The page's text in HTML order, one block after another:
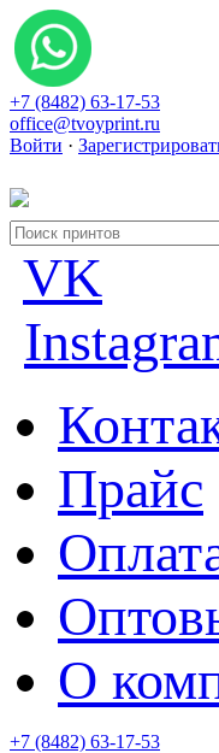
+7 (8482) 63-17-53
office@tvoyprint.ru
Войти ·
VK
Прайс
О
+7 (8482) 63-17-53